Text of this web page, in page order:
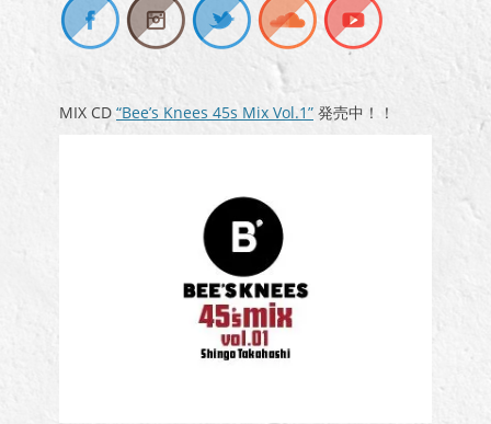
MIX CD “Bee’s Knees 45s Mix Vol.1” 発売中！！